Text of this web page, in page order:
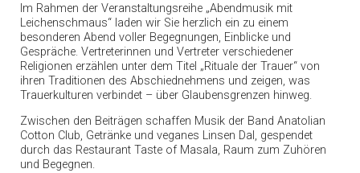
Im Rahmen der Veranstaltungsreihe „Abendmusik mit
Leichenschmaus“ laden wir Sie herzlich ein zu einem
besonderen Abend voller Begegnungen, Einblicke und
Gespräche. Vertreterinnen und Vertreter verschiedener
Religionen erzählen unter dem Titel „Rituale der Trauer“ von
ihren Traditionen des Abschiednehmens und zeigen, was
Trauerkulturen verbindet – über Glaubensgrenzen hinweg.
Zwischen den Beiträgen schaffen Musik der Band Anatolian
Cotton Club, Getränke und veganes Linsen Dal, gespendet
durch das Restaurant Taste of Masala, Raum zum Zuhören
und Begegnen.